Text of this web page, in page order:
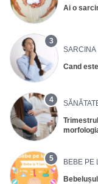
Ai o
3
SARCINA
Cand
4
5
BEBE PE